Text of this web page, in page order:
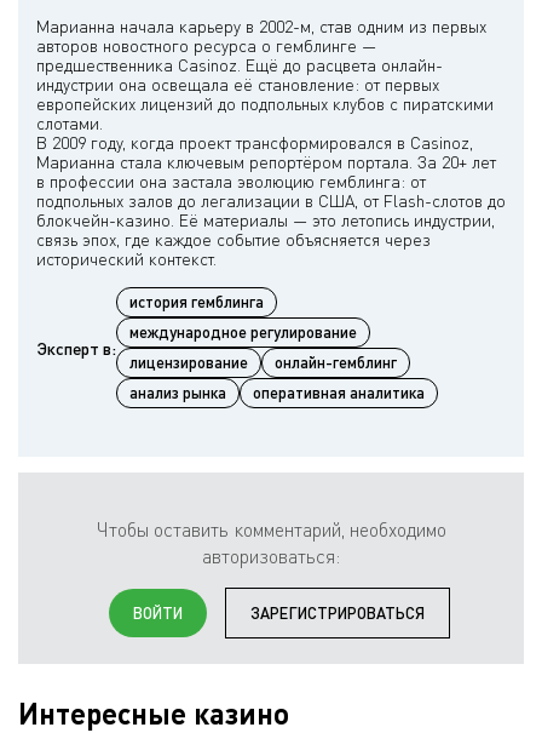
Марианна начала карьеру в 2002-м, став одним из первых
авторов новостного ресурса о гемблинге —
предшественника Casinoz. Ещё до расцвета онлайн-
индустрии она освещала её становление: от первых
европейских лицензий до подпольных клубов с пиратскими
слотами.
В 2009 году, когда проект трансформировался в Casinoz,
Марианна стала ключевым репортёром портала. За 20+ лет
в профессии она застала эволюцию гемблинга: от
подпольных залов до легализации в США, от Flash-слотов до
блокчейн-казино. Её материалы — это летопись индустрии,
связь эпох, где каждое событие объясняется через
Эксперт в:
история гемблинга
международное регулирование
лицензирование
онлайн-гемблинг
анализ рынка
оперативная аналитика
Чтобы оставить комментарий, необходимо
авторизоваться:
ВОЙТИ ЗАРЕГИСТРИРОВАТЬСЯ
Интересные казино